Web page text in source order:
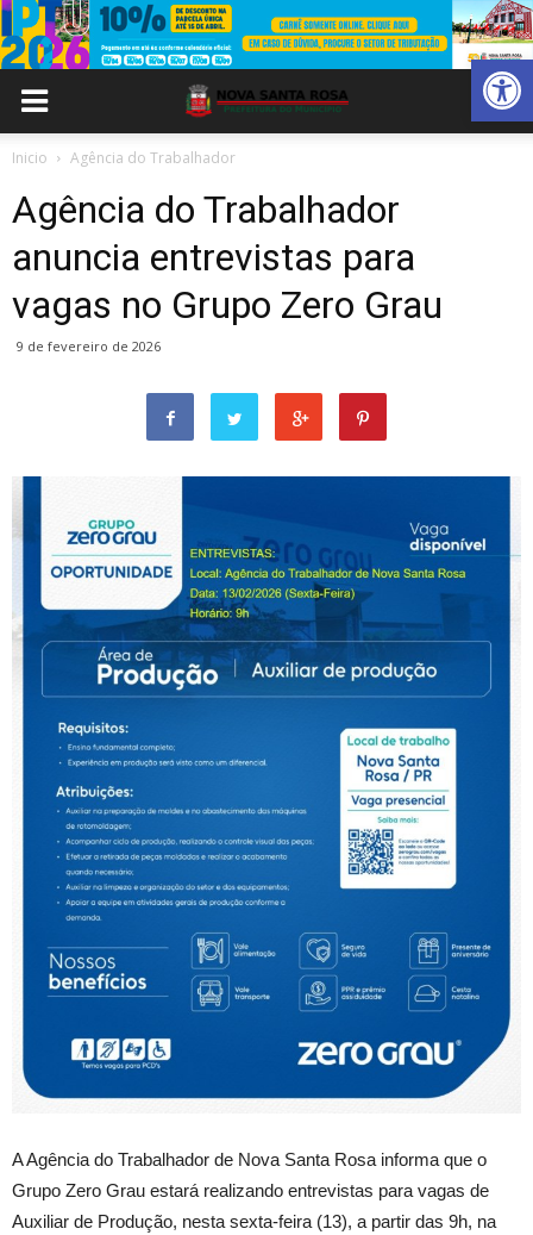
Abrir
Inicio Agência do Trabalhador
Agência do Trabalhador
anuncia entrevistas para
vagas no Grupo Zero Grau
9 de fevereiro de 2026
A Agência do Trabalhador de Nova Santa Rosa informa que o
Grupo Zero Grau estará realizando entrevistas para vagas de
Auxiliar de Produção, nesta sexta-feira (13), a partir das 9h, na